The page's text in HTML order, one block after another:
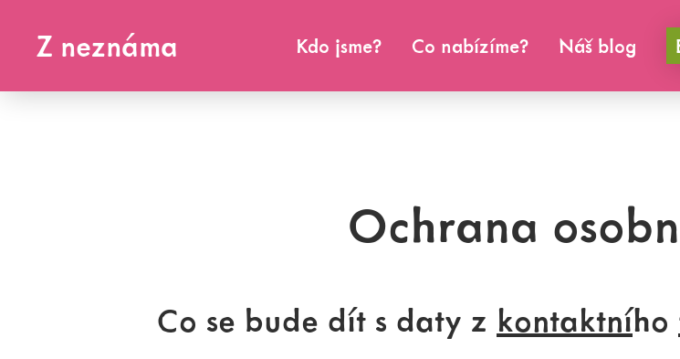
Z neznáma Kdo jsme? Co nabízíme? Náš blog
Ochrana
Co se bude dít s daty z kontaktního